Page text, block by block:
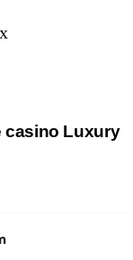
casino Luxury